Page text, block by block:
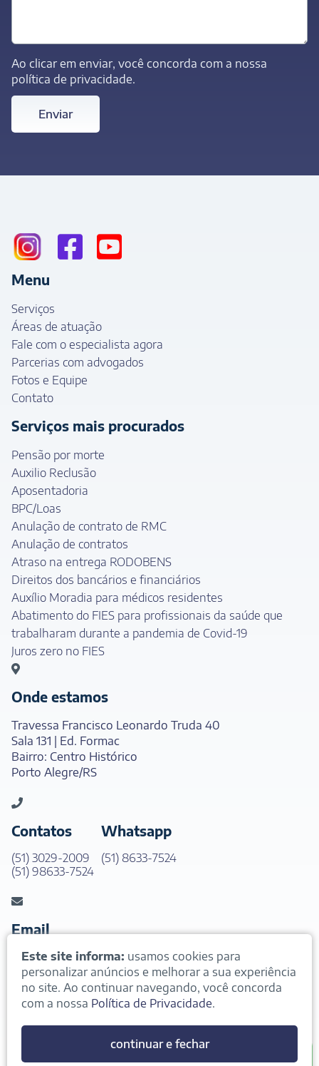
Ao clicar em enviar, você concorda com a nossa
política de privacidade.
Enviar
Menu
Serviços
Áreas de atuação
Fale com o especialista agora
Parcerias com advogados
Fotos e Equipe
Contato
Serviços mais procurados
Pensão por morte
Auxilio Reclusão
Aposentadoria
BPC/Loas
Anulação de contrato de RMC
Anulação de contratos
Atraso na entrega RODOBENS
Direitos dos bancários e financiários
Auxílio Moradia para médicos residentes
Abatimento do FIES para profissionais da saúde que
trabalharam durante a pandemia de Covid-19
Juros zero no FIES
Onde estamos
Travessa Francisco Leonardo Truda 40
Sala 131 | Ed. Formac
Bairro: Centro Histórico
Porto Alegre/RS
Contatos
(51) 3029-2009
(51) 98633-7524
Whatsapp
(51) 8633-7524
Email
contato@andradeeden.com.br
© COPYRIGHT 2024. Todos os direitos reservados
Whatsapp
Este site informa: usamos cookies para
personalizar anúncios e melhorar a sua experiência
no site. Ao continuar navegando, você concorda
com a nossa Política de Privacidade.
continuar e fechar